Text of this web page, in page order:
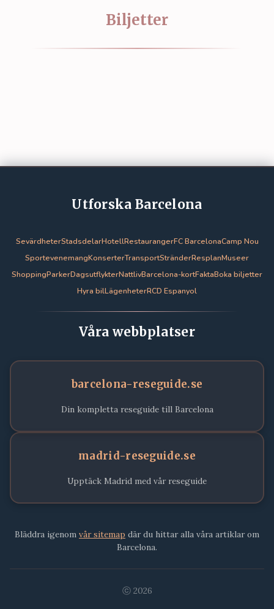
Biljetter
Utforska Barcelona
SevärdheterStadsdelarHotellRestaurangerFC BarcelonaCamp Nou
SportevenemangKonserterTransportStränderResplanMuseer
ShoppingParkerDagsutflykterNattlivBarcelona-kortFaktaBoka biljetter
Hyra bilLägenheterRCD Espanyol
Våra webbplatser
barcelona-reseguide.se
Din kompletta reseguide till Barcelona
madrid-reseguide.se
Upptäck Madrid med vår reseguide
Bläddra igenom vår sitemap där du hittar alla våra artiklar om
Barcelona.
ⓒ 2026